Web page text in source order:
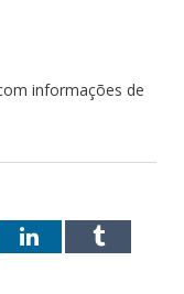
informações de
LinkedInTumblr